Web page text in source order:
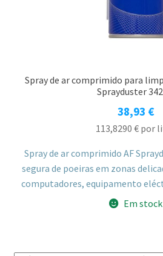
Spray de ar comprimido para
Sprayduster
38,93 €
113,8290 € por
Spray de ar comprimido AF
segura de poeiras em zonas
computadores, equipamento
escritório. Amigo do ozono, não
Em stock